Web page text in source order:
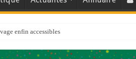
enfin accessibles